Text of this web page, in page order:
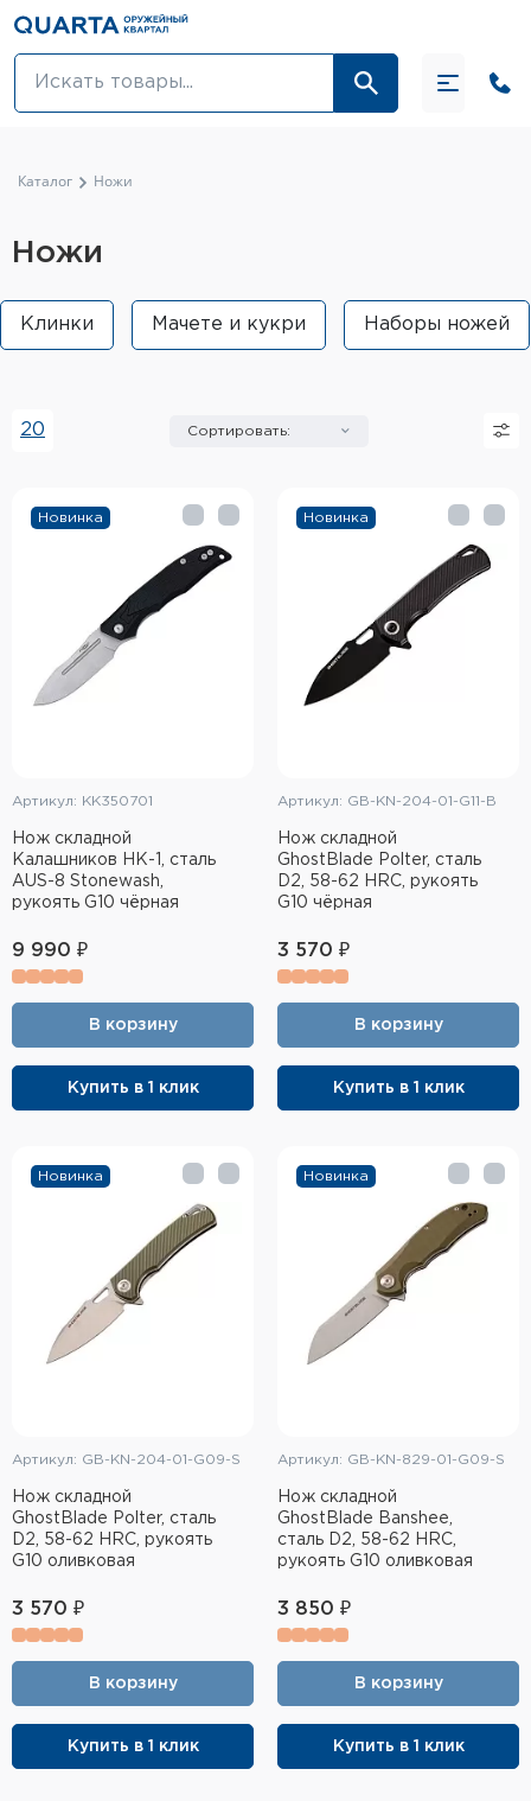
Оптовикам
Одежда
Тюнинг оружия и ЗИП
Тактическое снаряжение
Высокоточная стрельба
Спортивная стрельба
Инструмент для заточки
Кейсы и ящики для патронов и
Сумки и рюкзаки
Элементы питания и зарядные
Охотничье снаряжение
Ремни, патронташи и подсумки
Фонари и ЛЦУ
Туристическое снаряжение
Термосы, термосумки, бутылки
Мишени
Фальшпатроны
Холодная пристрелка оружия
Чехлы и кейсы
Каталог Ножи
Ножи
Клинки Мачете и кукри Наборы ножей
Сортировать:
20
Новинка
Артикул: KK350701
Нож складной
Калашников НК-1, сталь
AUS-8 Stonewash,
рукоять G10 чёрная
9 990 ₽
В корзину
Купить в 1 клик
Новинка
Артикул: GB-KN-204-01-G11-B
Нож складной
GhostBlade Polter, сталь
D2, 58-62 HRC, рукоять
G10 чёрная
3 570 ₽
В корзину
Купить в 1 клик
Новинка
Артикул: GB-KN-204-01-G09-S
Нож складной
GhostBlade Polter, сталь
D2, 58-62 HRC, рукоять
G10 оливковая
3 570 ₽
В корзину
Купить в 1 клик
Новинка
Артикул: GB-KN-829-01-G09-S
Нож складной
GhostBlade Banshee,
сталь D2, 58-62 HRC,
рукоять G10 оливковая
3 850 ₽
В корзину
Купить в 1 клик